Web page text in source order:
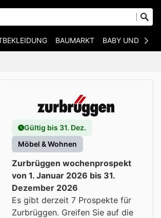
BAUMARKT BABY UND KIND
Gültig bis 31. Dez.
Möbel & Wohnen
Zurbrüggen wochenprospekt
von 1. Januar 2026 bis 31.
Dezember 2026
Es gibt derzeit 7 Prospekte für
Zurbrüggen. Greifen Sie auf die